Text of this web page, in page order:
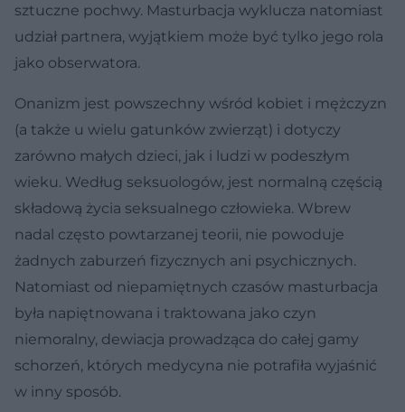
sztuczne pochwy. Masturbacja wyklucza natomiast
udział partnera, wyjątkiem może być tylko jego rola
jako obserwatora.
Onanizm jest powszechny wśród kobiet i mężczyzn
(a także u wielu gatunków zwierząt) i dotyczy
zarówno małych dzieci, jak i ludzi w podeszłym
wieku. Według seksuologów, jest normalną częścią
składową życia seksualnego człowieka. Wbrew
nadal często powtarzanej teorii, nie powoduje
żadnych zaburzeń fizycznych ani psychicznych.
Natomiast od niepamiętnych czasów masturbacja
była napiętnowana i traktowana jako czyn
niemoralny, dewiacja prowadząca do całej gamy
schorzeń, których medycyna nie potrafiła wyjaśnić
w inny sposób.